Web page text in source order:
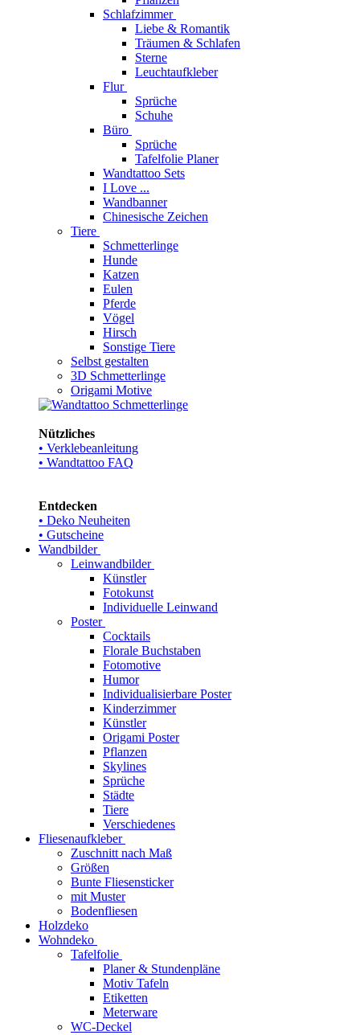
Schlafzimmer
Liebe & Romantik
Träumen & Schlafen
Sterne
Leuchtaufkleber
Flur
Sprüche
Schuhe
Büro
Sprüche
Tafelfolie Planer
Wandtattoo Sets
I Love ...
Wandbanner
Chinesische Zeichen
Tiere
Schmetterlinge
Hunde
Katzen
Eulen
Pferde
Vögel
Hirsch
Sonstige Tiere
Selbst gestalten
3D Schmetterlinge
Origami Motive
Nützliches
• Verklebeanleitung
• Wandtattoo FAQ
Entdecken
• Deko Neuheiten
• Gutscheine
Wandbilder
Leinwandbilder
Künstler
Fotokunst
Individuelle Leinwand
Poster
Cocktails
Florale Buchstaben
Fotomotive
Humor
Individualisierbare Poster
Kinderzimmer
Künstler
Origami Poster
Pflanzen
Skylines
Sprüche
Städte
Tiere
Verschiedenes
Fliesenaufkleber
Zuschnitt nach Maß
Größen
Bunte Fliesensticker
mit Muster
Bodenfliesen
Holzdeko
Wohndeko
Tafelfolie
Planer & Stundenpläne
Motiv Tafeln
Etiketten
Meterware
WC-Deckel